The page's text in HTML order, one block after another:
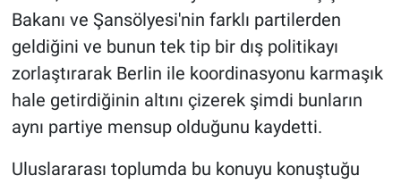
Bakanı ve Şansölyesi'nin farklı partilerden
geldiğini ve bunun tek tip bir dış politikayı
zorlaştırarak Berlin ile koordinasyonu karmaşık
hale getirdiğinin altını çizerek şimdi bunların
aynı partiye mensup olduğunu kaydetti.
Uluslararası toplumda bu konuyu konuştuğu